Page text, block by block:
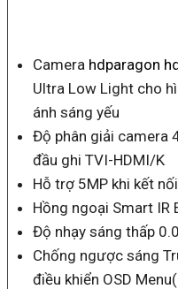
Camera hdparagon
Ultra Low Light cho
ánh sáng yếu
Độ phân giải camera
đầu ghi TVI-HDMI/K
Hỗ trợ 5MP khi kết
Hồng ngoại Smart IR
Độ nhạy sáng thấp
Chống ngược sáng
điều khiển OSD